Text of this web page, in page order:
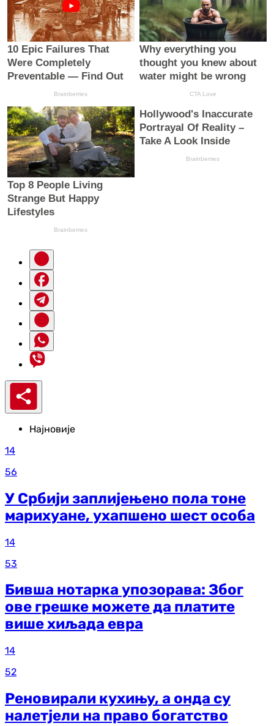
Најновије
14
56
У Србији заплијењено пола тоне
марихуане, ухапшено шест особа
14
53
Бивша нотарка упозорава: Због
ове грешке можете да платите
више хиљада евра
14
52
Реновирали кухињу, а онда су
налетјели на право богатство